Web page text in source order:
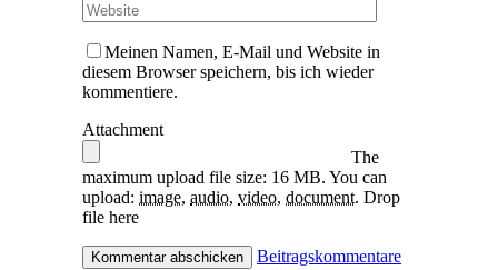
Meinen Namen, E-Mail und Website in
diesem Browser speichern, bis ich wieder
kommentiere.
Attachment
The
maximum upload file size: 16 MB. You can
upload: image, audio, video, document. Drop
file here
Beitragskommentare